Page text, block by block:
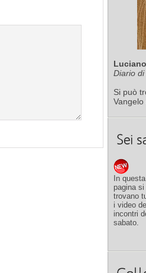
Diario
Si può
Vangelo
In questa
pagina si
trovano
i video
incontri
sabato.